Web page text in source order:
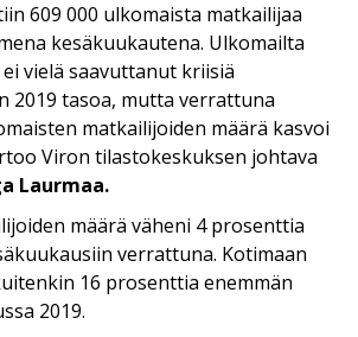
609 000 ulkomaista matkailijaa
kesäkuukautena. Ulkomailta
vielä saavuttanut kriisiä
2019 tasoa, mutta verrattuna
matkailijoiden määrä kasvoi
Viron tilastokeskuksen johtava
Laurmaa.
määrä väheni 4 prosenttia
verrattuna. Kotimaan
16 prosenttia enemmän
2019.